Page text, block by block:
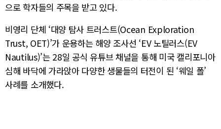
으로 학자들의 주목을 받고 있다.
비영리 단체 ‘대양 탐사 트러스트(Ocean Exploration
Trust, OET)’가 운용하는 해양 조사선 ‘EV 노틸러스(EV
Nautilus)’는 28일 공식 유튜브 채널을 통해 미국 캘리포니아
심해 바닥에 가라앉아 다양한 생물들의 터전이 된 ‘웨일 폴’
사례를 소개했다.